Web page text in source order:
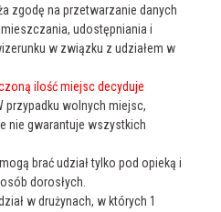
zgodę na przetwarzanie danych
udostępniania i
w związku z udziałem w
ilość miejsc decyduje
przypadku wolnych miejsc,
nie gwarantuje wszystkich
brać udział tylko pod opieką i
dorosłych.
w drużynach, w których 1